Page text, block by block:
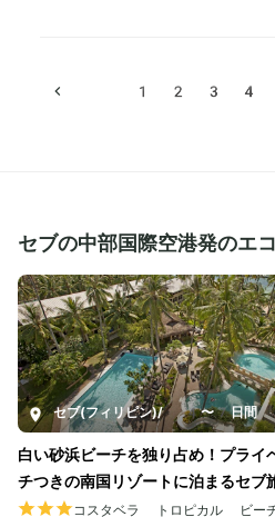
1 2 3 4
セブの中部国際空港発のエ
セブ(フィリピン)/ 4〜7日間
白い砂浜ビーチを独り占め！プライ
チつきの南国リゾートに泊まるセブ
コスタベラ トロピカル ビー